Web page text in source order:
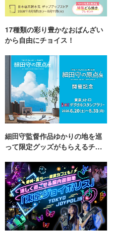
17種類の彩り豊かなおばんざい
から自由にチョイス！
細田守監督作品ゆかりの地を巡
って限定グッズがもらえるチャ